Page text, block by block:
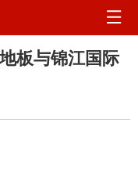
板与锦江国际